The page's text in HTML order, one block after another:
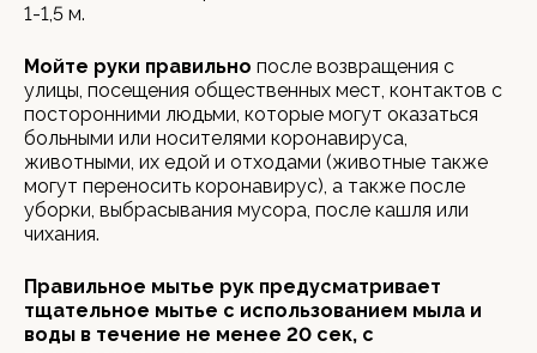
1-1,5 м.
Мойте руки правильно после возвращения с
улицы, посещения общественных мест, контактов с
посторонними людьми, которые могут оказаться
больными или носителями коронавируса,
животными, их едой и отходами (животные также
могут переносить коронавирус), а также после
уборки, выбрасывания мусора, после кашля или
чихания.
Правильное мытье рук предусматривает
тщательное мытье с использованием мыла и
воды в течение не менее 20 сек, с